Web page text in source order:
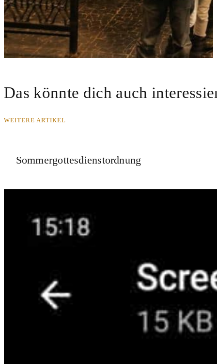
Das könnte dich auch
WEITERE ARTIKEL
Sommergottesdienstordnung